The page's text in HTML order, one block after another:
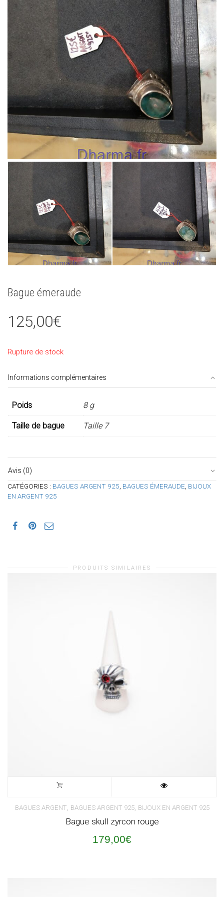
Bague émeraude
125,00€
Rupture de stock
Informations complémentaires
Poids 8 g
Taille de bague Taille 7
Avis (0)
CATÉGORIES : BAGUES ARGENT 925 BAGUES ÉMERAUDE BIJOUX
EN ARGENT 925
PRODUITS SIMILAIRES
BAGUES ARGENT, BAGUES ARGENT 925, BIJOUX EN ARGENT 925
Bague skull zyrcon rouge
179,00€